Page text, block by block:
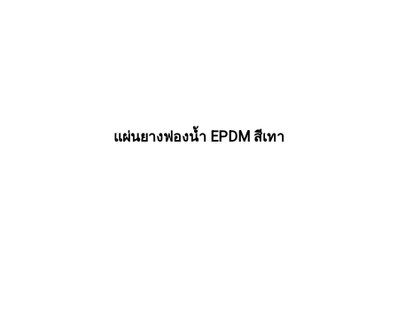
แผ่นยางฟองน้ำ EPDM สีเทา